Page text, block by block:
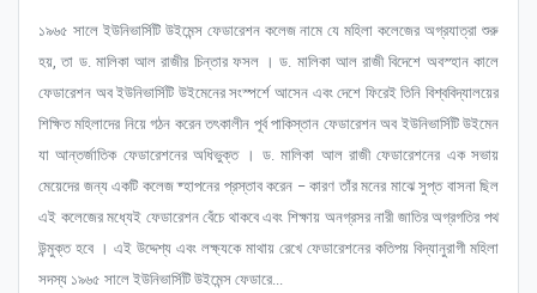
১৯৬৫ সালে ইউনিভার্সিটি উইমেন্স ফেডারেশন কলেজ নামে যে মহিলা কলেজের অগ্রযাত্রা শুরু
হয়, তা ড. মালিকা আল রাজীর চিন্তার ফসল । ড. মালিকা আল রাজী বিদেশে অবস্হান কালে
ফেডারেশন অব ইউনিভার্সিটি উইমেনের সংস্পর্শে আসেন এবং দেশে ফিরেই তিনি বিশ্ববিদ্যালয়ের
শিক্ষিত মহিলাদের নিয়ে গঠন করেন তৎকালীন পূর্ব পাকিস্তান ফেডারেশন অব ইউনিভার্সিটি উইমেন
যা আন্তর্জাতিক ফেডারেশনের অধিভুক্ত । ড. মালিকা আল রাজী ফেডারেশনের এক সভায়
মেয়েদের জন্য একটি কলেজ ষ্হাপনের প্রস্তাব করেন – কারণ তাঁর মনের মাঝে সুপ্ত বাসনা ছিল
এই কলেজের মধ্যেই ফেডারেশন বেঁচে থাকবে এবং শিক্ষায় অনগ্রসর নারী জাতির অগ্রগতির পথ
উন্মুক্ত হবে । এই উদ্দেশ্য এবং লক্ষ্যকে মাথায় রেখে ফেডারেশনের কতিপয় বিদ্যানুরাগী মহিলা
সদস্য ১৯৬৫ সালে ইউনিভার্সিটি উইমেন্স ফেডারে...